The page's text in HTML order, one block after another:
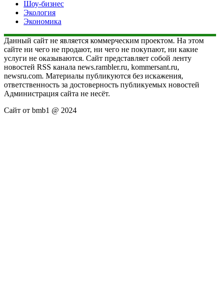
Шоу-бизнес
Экология
Экономика
Данный сайт не является коммерческим проектом. На этом
сайте ни чего не продают, ни чего не покупают, ни какие
услуги не оказываются. Сайт представляет собой ленту
новостей RSS канала news.rambler.ru, kommersant.ru,
newsru.com. Материалы публикуются без искажения,
ответственность за достоверность публикуемых новостей
Администрация сайта не несёт.
Сайт от bmb1 @ 2024